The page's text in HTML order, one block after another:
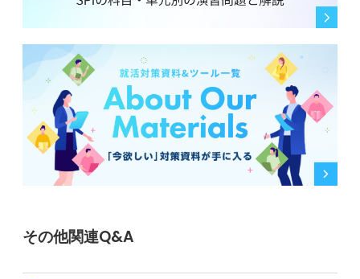
なツールです。内容をよく読み、企業名を検索する、自
吟味した上であなたの就活の軸に合わない場合は気にせ
ず辞退しましょう。
0
その他関連Q&A